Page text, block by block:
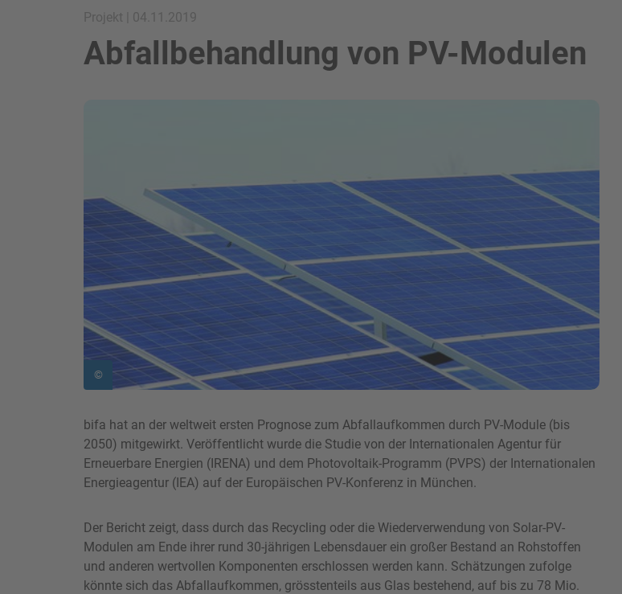
Projekt | 04.11.2019
Abfallbehandlung von PV-Modulen
©
bifa hat an der weltweit ersten Prognose zum Abfallaufkommen durch PV-Module (bis
2050) mitgewirkt. Veröffentlicht wurde die Studie von der Internationalen Agentur für
Erneuerbare Energien (IRENA) und dem Photovoltaik-Programm (PVPS) der Internationalen
Energieagentur (IEA) auf der Europäischen PV-Konferenz in München.
Der Bericht zeigt, dass durch das Recycling oder die Wiederverwendung von Solar-PV-
Modulen am Ende ihrer rund 30-jährigen Lebensdauer ein großer Bestand an Rohstoffen
und anderen wertvollen Komponenten erschlossen werden kann. Schätzungen zufolge
könnte sich das Abfallaufkommen, grösstenteils aus Glas bestehend, auf bis zu 78 Mio.